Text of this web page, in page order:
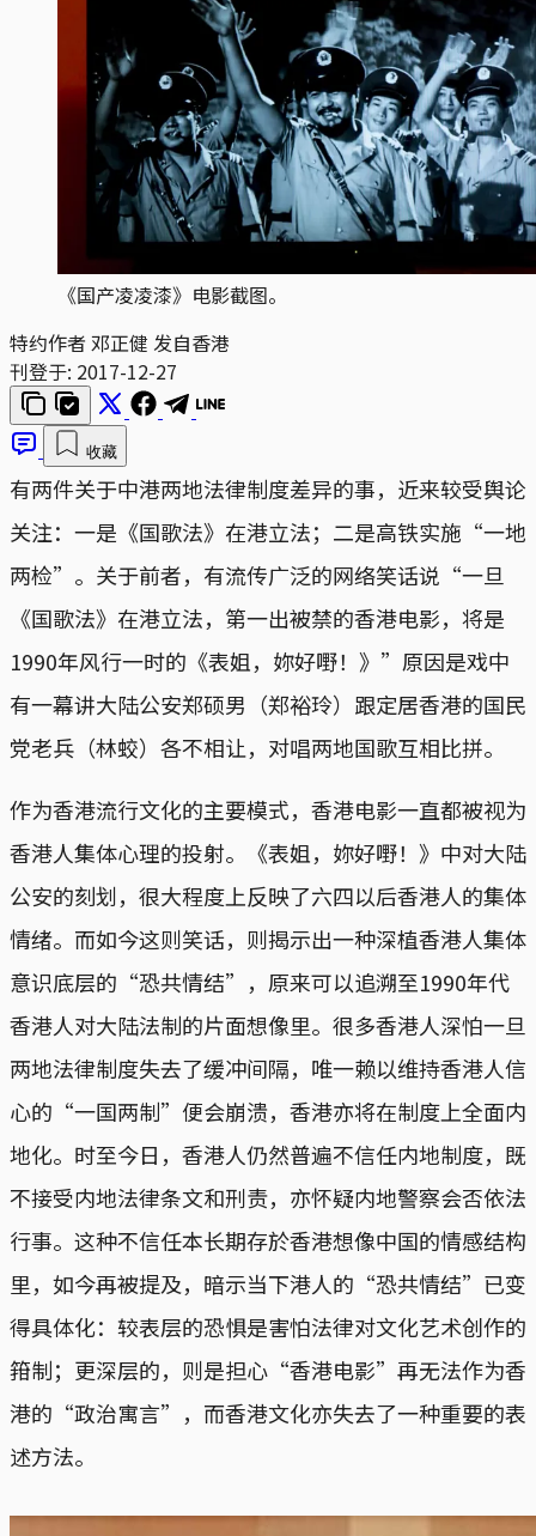
《国产凌凌漆》电影截图。
特约作者 邓正健 发自香港
刊登于: 2017-12-27
收藏
有两件关于中港两地法律制度差异的事，近来较受舆论
关注：一是《国歌法》在港立法；二是高铁实施“一地
两检”。关于前者，有流传广泛的网络笑话说“一旦
《国歌法》在港立法，第一出被禁的香港电影，将是
1990年风行一时的《表姐，妳好嘢！》”原因是戏中
有一幕讲大陆公安郑硕男（郑裕玲）跟定居香港的国民
党老兵（林蛟）各不相让，对唱两地国歌互相比拼。
作为香港流行文化的主要模式，香港电影一直都被视为
香港人集体心理的投射。《表姐，妳好嘢！》中对大陆
公安的刻划，很大程度上反映了六四以后香港人的集体
情绪。而如今这则笑话，则揭示出一种深植香港人集体
意识底层的“恐共情结”，原来可以追溯至1990年代
香港人对大陆法制的片面想像里。很多香港人深怕一旦
两地法律制度失去了缓冲间隔，唯一赖以维持香港人信
心的“一国两制”便会崩溃，香港亦将在制度上全面内
地化。时至今日，香港人仍然普遍不信任内地制度，既
不接受内地法律条文和刑责，亦怀疑内地警察会否依法
行事。这种不信任本长期存於香港想像中国的情感结构
里，如今再被提及，暗示当下港人的“恐共情结”已变
得具体化：较表层的恐惧是害怕法律对文化艺术创作的
箝制；更深层的，则是担心“香港电影”再无法作为香
港的“政治寓言”，而香港文化亦失去了一种重要的表
述方法。